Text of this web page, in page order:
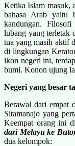
Ketika Islam masuk,
bahasa Arab yaitu
kandungan.
lubang yang terletak
tua yang masih aktif
di lingkungan
ikon negeri ini,
bumi. Konon ujung
Negeri yang besar
Berawal dari empat
Sitamanajo yang
Keempat orang ini
dari Melayu ke
dua kelompok: